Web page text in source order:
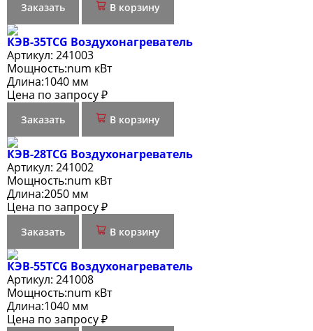
Заказать В корзину
КЭВ-35TСG Воздухонагреватель
Артикул: 241003
Мощность:num кВт
Длина:1040 мм
Цена по запросу ₽
Заказать В корзину
КЭВ-28TСG Воздухонагреватель
Артикул: 241002
Мощность:num кВт
Длина:2050 мм
Цена по запросу ₽
Заказать В корзину
КЭВ-55TСG Воздухонагреватель
Артикул: 241008
Мощность:num кВт
Длина:1040 мм
Цена по запросу ₽